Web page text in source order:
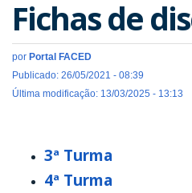
Fichas de
por Portal FACED
Publicado: 26/05/2021 - 08:39
Última modificação: 13/03/2025 - 13:13
3ª Turma
4ª Turma